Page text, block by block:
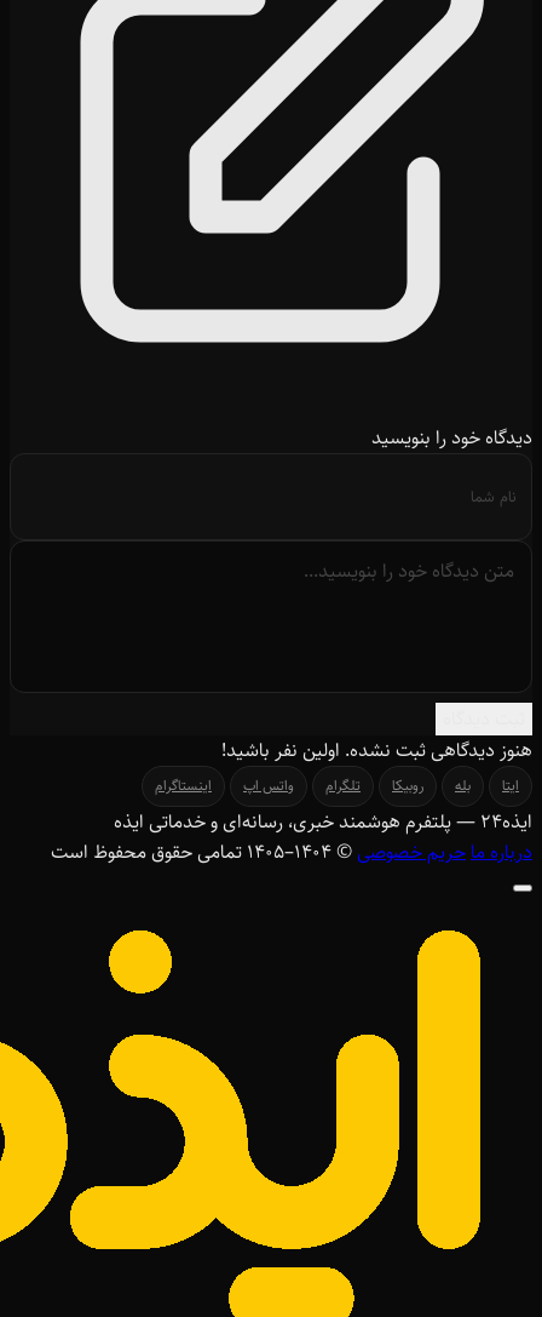
دیدگاه خود را بنویسید
هنوز دیدگاهی ثبت نشده. اولین نفر باشید!
ایتا بله روبیکا تلگرام واتس اپ اینستاگرام
ایذه۲۴ — پلتفرم هوشمند خبری، رسانه‌ای و خدماتی ایذه
درباره ماحریم خصوصی© ۱۴۰۴–1405 تمامی حقوق محفوظ است